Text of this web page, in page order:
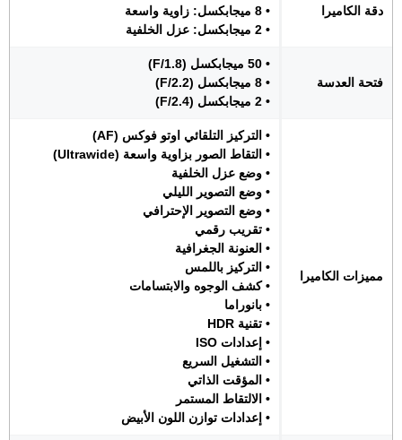
دقة الكاميرا
• 8 ميجابكسل: زاوية واسعة
• 2 ميجابكسل: عزل الخلفية
فتحة العدسة
• 50 ميجابكسل (F/1.8)
• 8 ميجابكسل (F/2.2)
• 2 ميجابكسل (F/2.4)
مميزات الكاميرا
• التركيز التلقائي اوتو فوكس (AF)
• التقاط الصور بزاوية واسعة (Ultrawide)
• وضع عزل الخلفية
• وضع التصوير الليلي
• وضع التصوير الإحترافي
• تقريب رقمي
• العنونة الجغرافية
• التركيز باللمس
• كشف الوجوه والابتسامات
• بانوراما
• تقنية HDR
• إعدادات ISO
• التشغيل السريع
• المؤقت الذاتي
• الالتقاط المستمر
• إعدادات توازن اللون الأبيض